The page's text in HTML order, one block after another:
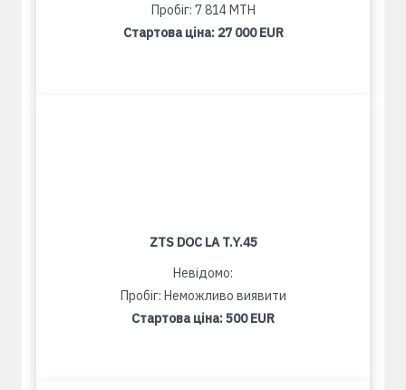
Пробіг: 7 814 MTH
Стартова ціна: 27 000 EUR
ZTS DOC LA T.Y.45
Невідомо:
Пробіг: Неможливо виявити
Стартова ціна:500 EUR